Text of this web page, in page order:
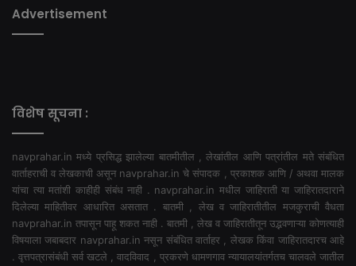
Advertisement
विशेष सूचना :
navprahar.in मध्ये प्रसिद्ध झालेल्या बातमीतील , लेखांतील आणि पत्रांतील मते संबंधित
वार्ताहराची व लेखकाची असून navprahar.in चे संपादक , प्रकाशक आणि / अथवा मालक
यांचा त्या मतांशी काहीही संबंध नाही . navprahar.in मधील जाहिराती या जाहिरातदाराने
दिलेल्या माहितीवर आधारित असतात . बातमी , लेख व जाहिरातीतील मजकुराची वैधता
navprahar.in तपासून पाहू शकत नाही . बातमी , लेख व जाहिरातीतून उद्भवणाऱ्या कोणत्याही
विषयाला जबाबदार navprahar.in नसून संबंधित वार्ताहर , लेखक किंवा जाहिरातदारच आहे
. वृत्तपत्रासंबंधी सर्व खटले , वादविवाद , प्रकरणे धामणगाव न्यायालयांतर्गतच चालवले जातील